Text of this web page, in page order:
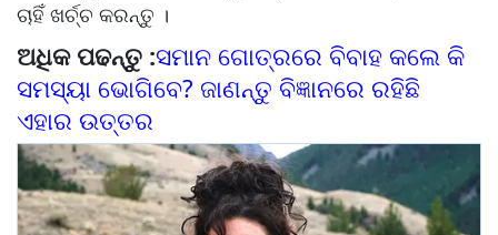
ଚାହିଁ ଖର୍ଚ୍ଚ କରନ୍ତୁ ।
ଅଧିକ ପଢନ୍ତୁ :ସମାନ ଗୋତ୍ରରେ ବିବାହ କଲେ କି
ସମସ୍ୟା ଭୋଗିବେ? ଜାଣନ୍ତୁ ବିଜ୍ଞାନରେ ରହିଛି
ଏହାର ଉତ୍ତର